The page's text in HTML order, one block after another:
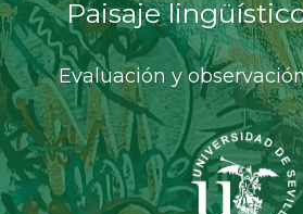
Paisaje
Evaluación y